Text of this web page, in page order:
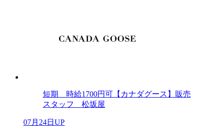
短期 時給1700円可【カナダグース】販売
スタッフ 松坂屋
07月24日UP